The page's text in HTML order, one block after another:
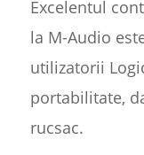
Excelentul
la M-Audio
utilizatorii
portabilitate,
rucsac.